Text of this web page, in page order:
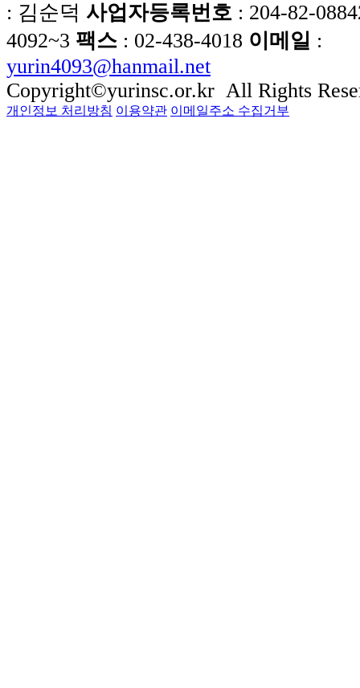
: 김순덕 사업자등록번호 : 204-82-
4092~3 팩스 : 02-438-4018 이메일 :
yurin4093@hanmail.net
Copyright©yurinsc.or.kr All Rights
개인정보 처리방침 이용약관 이메일주소 수집거부